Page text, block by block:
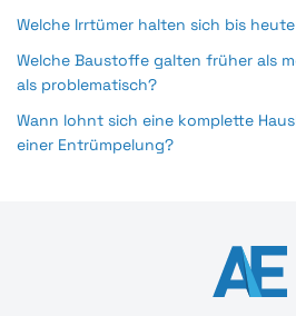
Welche Irrtümer halten sich bis
Welche Baustoffe galten früher als
als problematisch?
Wann lohnt sich eine komplette
einer Entrümpelung?